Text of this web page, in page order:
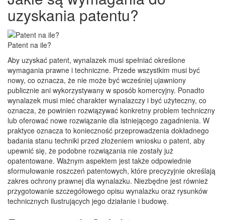
uzyskania patentu?
Patent na ile?
Aby uzyskać patent, wynalazek musi spełniać określone
wymagania prawne i techniczne. Przede wszystkim musi być
nowy, co oznacza, że nie może być wcześniej ujawniony
publicznie ani wykorzystywany w sposób komercyjny. Ponadto
wynalazek musi mieć charakter wynalazczy i być użyteczny, co
oznacza, że powinien rozwiązywać konkretny problem techniczny
lub oferować nowe rozwiązanie dla istniejącego zagadnienia. W
praktyce oznacza to konieczność przeprowadzenia dokładnego
badania stanu techniki przed złożeniem wniosku o patent, aby
upewnić się, że podobne rozwiązania nie zostały już
opatentowane. Ważnym aspektem jest także odpowiednie
sformułowanie roszczeń patentowych, które precyzyjnie określają
zakres ochrony prawnej dla wynalazku. Niezbędne jest również
przygotowanie szczegółowego opisu wynalazku oraz rysunków
technicznych ilustrujących jego działanie i budowę.